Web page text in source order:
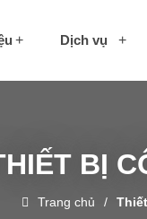
Dịch vụ
BỊ
Trang chủ